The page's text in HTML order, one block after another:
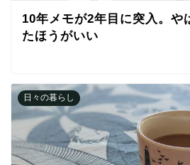
10年メモが2年目に突入。や
たほうがいい
日々の暮らし